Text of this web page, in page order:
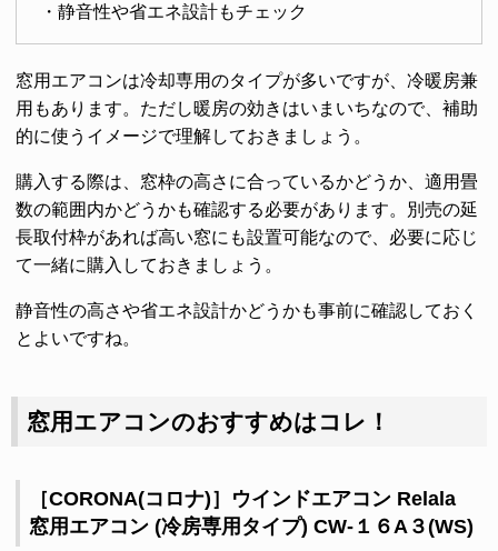
・静音性や省エネ設計もチェック
窓用エアコンは冷却専用のタイプが多いですが、冷暖房兼
用もあります。ただし暖房の効きはいまいちなので、補助
的に使うイメージで理解しておきましょう。
購入する際は、窓枠の高さに合っているかどうか、適用畳
数の範囲内かどうかも確認する必要があります。別売の延
長取付枠があれば高い窓にも設置可能なので、必要に応じ
て一緒に購入しておきましょう。
静音性の高さや省エネ設計かどうかも事前に確認しておく
とよいですね。
窓用エアコンのおすすめはコレ！
［CORONA(コロナ)］ウインドエアコン Relala
窓用エアコン (冷房専用タイプ) CW-１６A３(WS)